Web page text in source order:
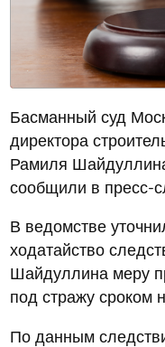
Басманный суд
директора
Рамиля
сообщили в пресс-
В ведомстве
ходатайство
Шайдуллина меру
под стражу сроком
По данным